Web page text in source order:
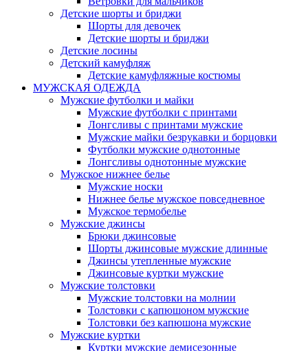
Детские шорты и бриджи
Шорты для девочек
Детские шорты и бриджи
Детские лосины
Детский камуфляж
Детские камуфляжные костюмы
МУЖСКАЯ ОДЕЖДА
Мужские футболки и майки
Мужские футболки с принтами
Лонгсливы с принтами мужские
Мужские майки безрукавки и борцовки
Футболки мужские однотонные
Лонгсливы однотонные мужские
Мужское нижнее белье
Мужские носки
Нижнее белье мужское повседневное
Мужское термобелье
Мужские джинсы
Брюки джинсовые
Шорты джинсовые мужские длинные
Джинсы утепленные мужские
Джинсовые куртки мужские
Мужские толстовки
Мужские толстовки на молнии
Толстовки с капюшоном мужские
Толстовки без капюшона мужские
Мужские куртки
Куртки мужские демисезонные